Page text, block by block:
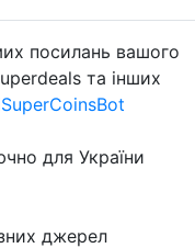
Перейти
посилань вашого
та інших
для України
джерел